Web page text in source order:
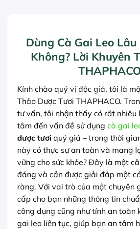
Dùng Cà Gai Leo Lâu
Không? Lời Khuyên
Kính chào quý vị độc giả, tôi là
Thảo Dược Tươi THAPHACO.
tư vấn, tôi nhận thấy có rất nhiều
tâm đến vấn đề sử dụng cà gai
dược tươi quý giá – trong thời
này có thực sự an toàn và mang
vững cho sức khỏe? Đây là một
đáng và cần được giải đáp một
ràng. Với vai trò của một chuyên
cấp cho bạn những thông tin
công dụng cũng như tính an toàn
gai leo liên tục, giúp bạn an tâm